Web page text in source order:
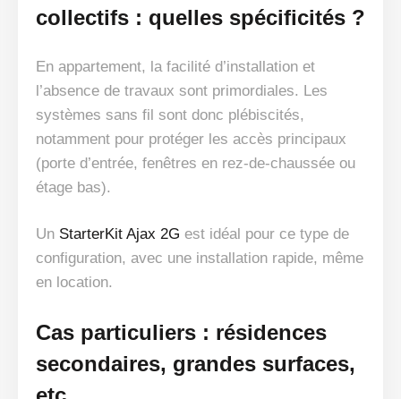
collectifs : quelles spécificités ?
En appartement, la facilité d’installation et
l’absence de travaux sont primordiales. Les
systèmes sans fil sont donc plébiscités,
notamment pour protéger les accès principaux
(porte d’entrée, fenêtres en rez-de-chaussée ou
étage bas).
Un StarterKit Ajax 2G est idéal pour ce type de
configuration, avec une installation rapide, même
en location.
Cas particuliers : résidences
secondaires, grandes surfaces,